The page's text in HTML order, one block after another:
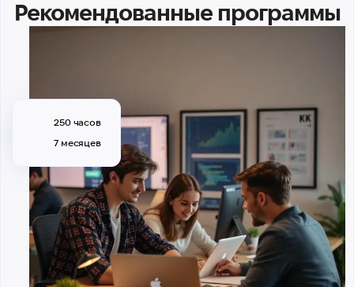
Рекомендованные программы
250 часов
7 месяцев